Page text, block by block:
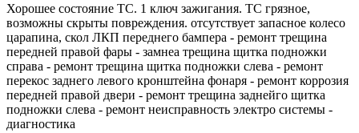
Хорошее состояние ТС. 1 ключ зажигания. ТС грязное,
возможны скрыты повреждения. отсутствует запасное колесо
царапина, скол ЛКП переднего бампера - ремонт трещина
передней правой фары - замнеа трещина щитка подножки
справа - ремонт трещина щитка подножки слева - ремонт
перекос заднего левого кронштейна фонаря - ремонт коррозия
передней правой двери - ремонт трещина заднейго щитка
подножки слева - ремонт неисправность электро системы -
диагностика